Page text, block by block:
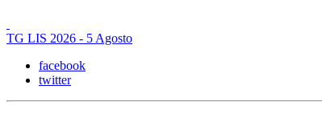
TG LIS 2026 - 5 Agosto
facebook
twitter